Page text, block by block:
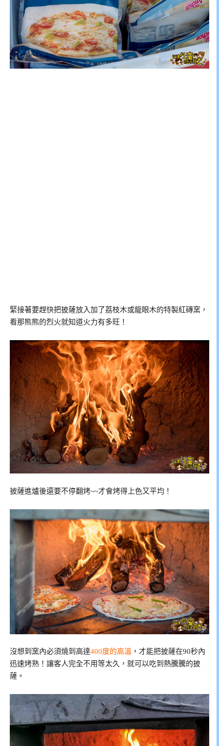
緊接著要趕快把披薩放入加了荔枝木或龍眼木的特製紅磚窯，
看那熊熊的烈火就知道火力有多旺！
披薩進爐後還要不停翻烤~~才會烤得上色又平均！
沒想到窯內必須燒到高達400度的高溫 ，才能把披薩在90秒內
迅速烤熟！讓客人完全不用等太久，就可以吃到熱騰騰的披
薩。